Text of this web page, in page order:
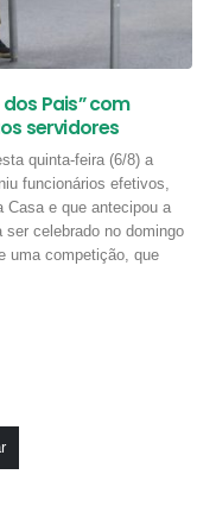
Pais” com
servidores
quinta-feira (6/8) a
funcionários efetivos,
Casa e que antecipou a
celebrado no domingo
uma competição, que